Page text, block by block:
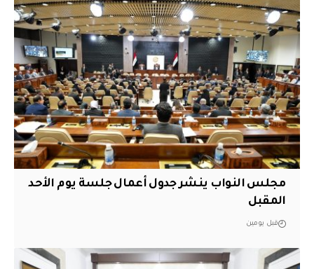
مجلس النواب ينشر جدول أعمال جلسة يوم الأحد
المقبل
قبل يومين